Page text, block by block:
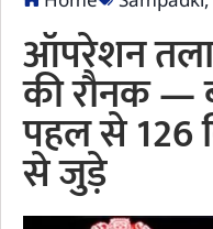
ऑपरेशन
की रौनक —
पहल से 126
से जुड़े